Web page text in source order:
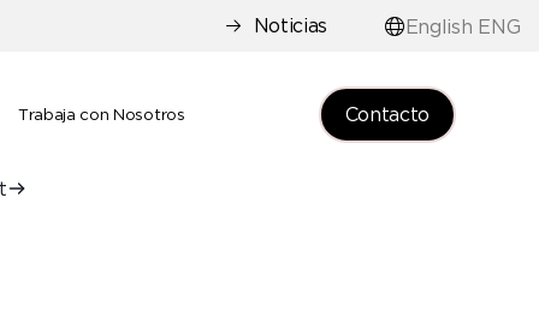
Noticias English ENG
Trabaja con Nosotros Contacto